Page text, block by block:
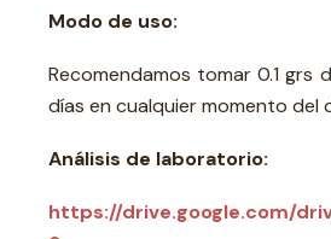
Modo de uso:
Recomendamos tomar 0.1
días en cualquier momento del
Análisis de laboratorio:
https://drive.google.com/